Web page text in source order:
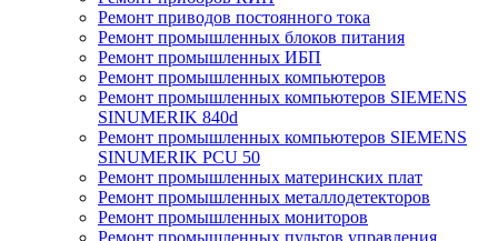
Ремонт приводов постоянного тока
Ремонт промышленных блоков питания
Ремонт промышленных ИБП
Ремонт промышленных компьютеров
Ремонт промышленных компьютеров SIEMENS
SINUMERIK 840d
Ремонт промышленных компьютеров SIEMENS
SINUMERIK PCU 50
Ремонт промышленных материнских плат
Ремонт промышленных металлодетекторов
Ремонт промышленных мониторов
Ремонт промышленных пультов управления